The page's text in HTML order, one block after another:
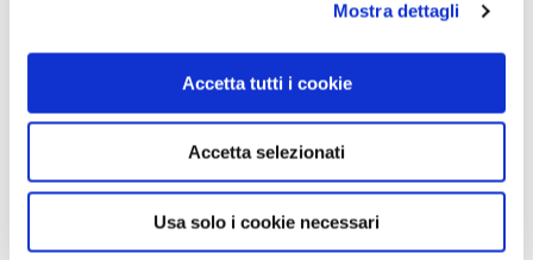
Mostra dettagli
Accetta tutti i cookie
Accetta selezionati
Usa solo i cookie necessari